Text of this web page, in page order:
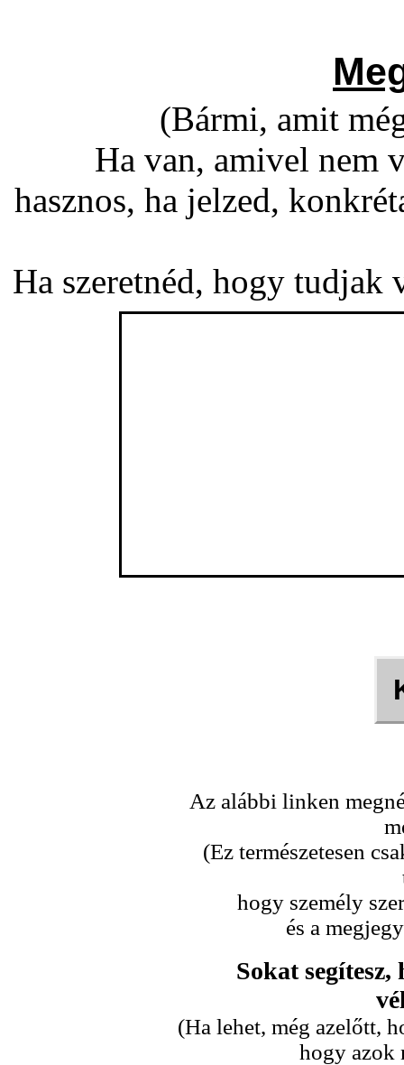
(Bármi, amit
Ha van, amivel nem
hasznos, ha jelzed,
Ha szeretnéd, hogy
Az alábbi linken
(Ez természetesen
hogy személy
és a
Sokat
(Ha lehet, még azelőtt,
hogy azok